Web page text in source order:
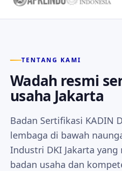
TENTANG KAMI
Wadah resmi
usaha Jakarta
Badan Sertifikasi KADIN
lembaga di bawah
Industri DKI Jakarta
badan usaha dan